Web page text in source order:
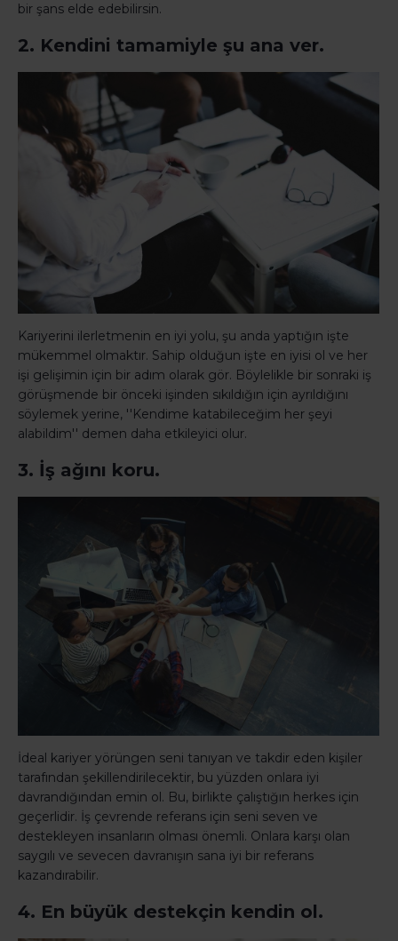
bir şans elde edebilirsin.
2. Kendini tamamiyle şu ana ver.
Kariyerini ilerletmenin en iyi yolu, şu anda yaptığın işte
mükemmel olmaktır. Sahip olduğun işte en iyisi ol ve her
işi gelişimin için bir adım olarak gör. Böylelikle bir sonraki iş
görüşmende bir önceki işinden sıkıldığın için ayrıldığını
söylemek yerine, ''Kendime katabileceğim her şeyi
alabildim'' demen daha etkileyici olur.
3. İş ağını koru.
İdeal kariyer yörüngen seni tanıyan ve takdir eden kişiler
tarafından şekillendirilecektir, bu yüzden onlara iyi
davrandığından emin ol. Bu, birlikte çalıştığın herkes için
geçerlidir. İş çevrende referans için seni seven ve
destekleyen insanların olması önemli. Onlara karşı olan
saygılı ve sevecen davranışın sana iyi bir referans
kazandırabilir.
4. En büyük destekçin kendin ol.